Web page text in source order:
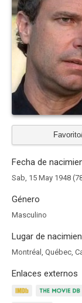
Fecha de
Sab, 15 May 1948
Género
Masculino
Lugar de
Montréal, Québec,
Enlaces externos